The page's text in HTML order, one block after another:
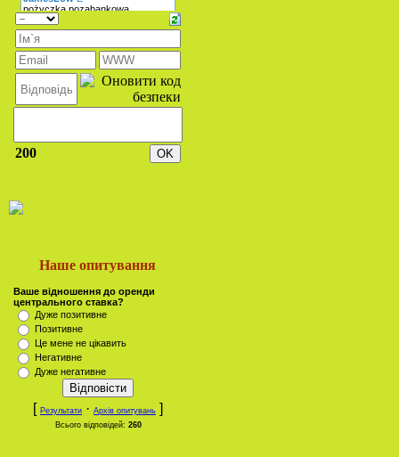
200
Наше опитування
Ваше відношення до оренди
центрального ставка?
Дуже позитивне
Позитивне
Це мене не цікавить
Негативне
Дуже негативне
[ Результати · Архів опитувань ]
Всього відповідей: 260